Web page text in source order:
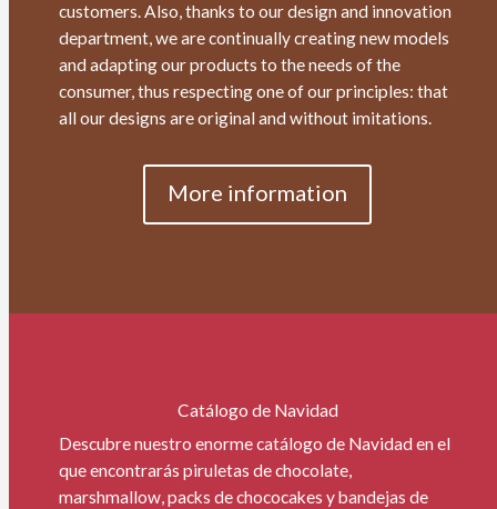
customers. Also, thanks to our design and innovation
department, we are continually creating new models
and adapting our products to the needs of the
consumer, thus respecting one of our principles: that
all our designs are original and without imitations.
More information
Catálogo de Navidad
Descubre nuestro enorme catálogo de Navidad en el
que encontrarás piruletas de chocolate,
marshmallow, packs de chococakes y bandejas de